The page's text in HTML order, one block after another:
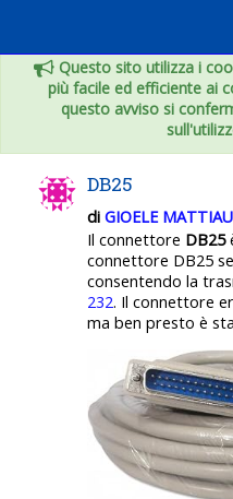
Questo sito utilizza i
più facile ed efficiente ai
questo avviso si
DB25
di GIOELE
Il connettore DB25
connettore DB25
consentendo la
232. Il connettore
ma ben presto è